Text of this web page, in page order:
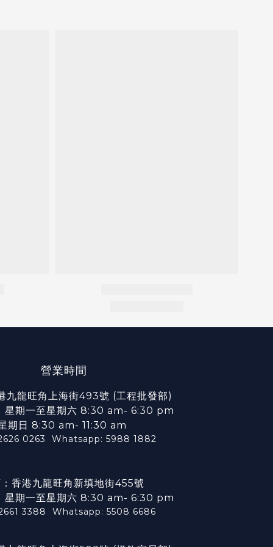
營業時間
九龍旺角上海街493號 (工程批發部)
星期一至星期六 8:30 am- 6:30 pm
期日 8:30 am- 11:30 am
0263 Whatsapp: 5988 1882
香港九龍旺角新填地街455號
星期一至星期六 8:30 am- 6:30 pm
3388 Whatsapp: 5508 6686